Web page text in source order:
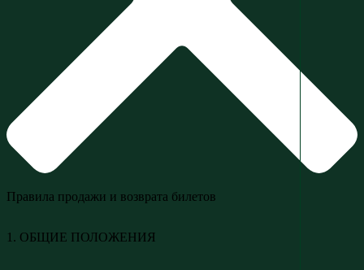
Правила продажи и возврата билетов
1. ОБЩИЕ ПОЛОЖЕНИЯ